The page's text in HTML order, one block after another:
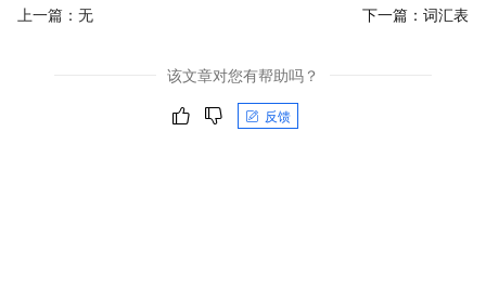
上一篇：无 下一篇： 词汇表
该文章对您有帮助吗？
反馈